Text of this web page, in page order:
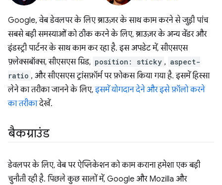
Google, वेब डेवलपर के लिए ब्राउज़र के साथ काम करने से जुड़ी पांच
सबसे बड़ी समस्याओं को ठीक करने के लिए, ब्राउज़र के अन्य वेंडर और
इंडस्ट्री पार्टनर के साथ काम कर रहा है. इस अपडेट में, सीएसएस
फ़्लेक्सबॉक्स, सीएसएस ग्रिड, position: sticky , aspect-
ratio , और सीएसएस ट्रांसफ़ॉर्म पर फ़ोकस किया गया है. इसमें हिस्सा
लेने का तरीका जानने के लिए,इसमें योगदान देने और इसे फ़ॉलो करने
का तरीकादेखें.
बैकग्राउंड
डेवलपर के लिए, वेब पर ऐप्लिकेशन को काम कराना हमेशा एक बड़ी
चुनौती रही है. पिछले कुछ सालों में, Google और Mozilla और